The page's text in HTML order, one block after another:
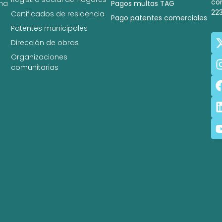
Pagos multas TAG
Pago patentes comerciales
Certificados de residencia
Patentes municipales
Dirección de obras
Organizaciones
comunitarias